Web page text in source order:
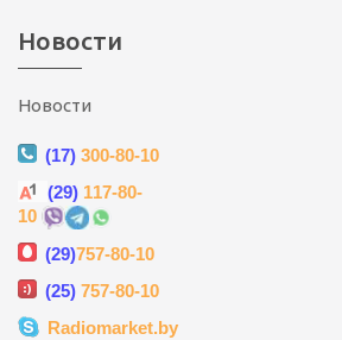
и единоборств
и аксессуары
скейтборды,
Новости
Новости
(17) 300-80-10
(29) 117-80-
10
(29)757-80-10
(25) 757-80-10
Radiomarket.by